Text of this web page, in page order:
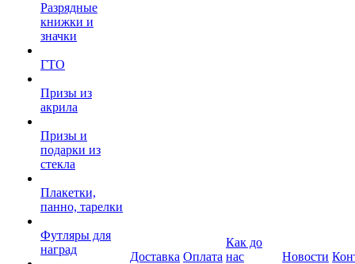
Разрядные
книжки и
значки
ГТО
Призы из
акрила
Призы и
подарки из
стекла
Плакетки,
панно, тарелки
Футляры для
наград
Доставка Оплата
Как до
нас
Новости